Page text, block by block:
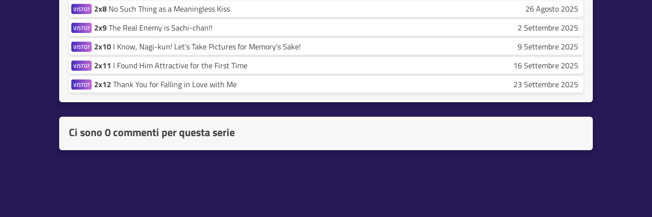
VISTO? 2x8 No Such Thing as a Meaningless Kiss 26 Agosto 2025
VISTO? 2x9The Real Enemy is Sachi-chan!! 2 Settembre 2025
VISTO? 2x10 I Know, Nagi-kun! Let's Take Pictures for Memory's Sake! 9 Settembre 2025
VISTO? 2x11 I Found Him Attractive for the First Time 16 Settembre 2025
VISTO? 2x12 Thank You for Falling in Love with Me 23 Settembre 2025
Ci sono0 commenti per questa serie